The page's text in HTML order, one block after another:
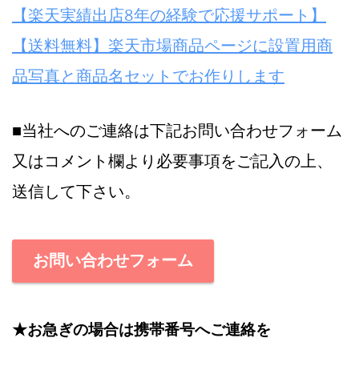
【楽天実績出店8年の経験で応援サポート】
【送料無料】楽天市場商品ページに設置用商
品写真と商品名セットでお作りします
■当社へのご連絡は下記お問い合わせフォーム
又はコメント欄より必要事項をご記入の上、
送信して下さい。
お問い合わせフォーム
★お急ぎの場合は携帯番号へご連絡を